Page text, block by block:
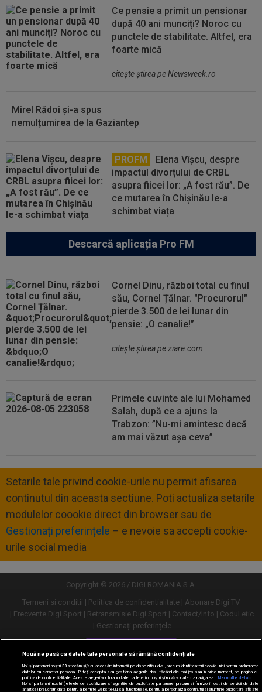
Ce pensie a primit un pensionar
după 40 ani munciți? Noroc cu
punctele de stabilitate. Altfel, era
foarte mică
citeşte ştirea pe Newsweek.ro
Mirel Rădoi și-a spus
nemulțumirea de la Gaziantep
PROFM
Elena Vîșcu, despre
impactul divorțului de CRBL
asupra fiicei lor: „A fost rău”. De
ce mutarea în Chișinău le-a
schimbat viața
Descarcă aplicația Pro FM
Cornel Dinu, război total cu finul
său, Cornel Țălnar. "Procurorul"
pierde 3.500 de lei lunar din
pensie: „O canalie!”
citeşte ştirea pe ziare.com
Primele cuvinte ale lui Mohamed
Salah, după ce a ajuns la
Trabzon: ”Nu-mi amintesc dacă
am mai văzut așa ceva”
Setarile tale privind cookie-urile nu permit afisarea
continutul din aceasta sectiune. Poti actualiza setarile
modulelor coookie direct din browser sau de
Gestionați preferințele – e nevoie sa accepti cookie-
urile social media
Copyright © 2026 / DIGI ROMANIA S.A.
Termeni si conditii
Politica de confidentialitate
Abonare Digi TV
Frecvente Digi Sport
Retransmisie Digi Sport Contact/Info
Codul etic
Gestionați preferințele
Versiune desktop
Nouă ne pasă ca datele tale personale să rămână confidențiale
Noi și partenerii noștri30stocăm și/sau accesăm informații pe dispozitivul dvs., precum identificatorii cookie unici pentru prelucrarea
datelor cu caracter personal. Puteți accepta sau gestiona alegerile dvs. făcând clic mai jos sau în orice moment, pe pagina cu
politica de confidențialitate. Aceste alegeri vor fi raportate partenerilor noștri și nu vă vor afecta navigarea.
Mai multe detalii
Noi si partenerii nostri (retelele de socializare si agentiile de publicitate partenere, precum si furnizorii nostri de servicii de date
analitice) prelucram date pentru a permite website-ului sa functioneze, pentru a personaliza continutul si anunturile publicitare afisate